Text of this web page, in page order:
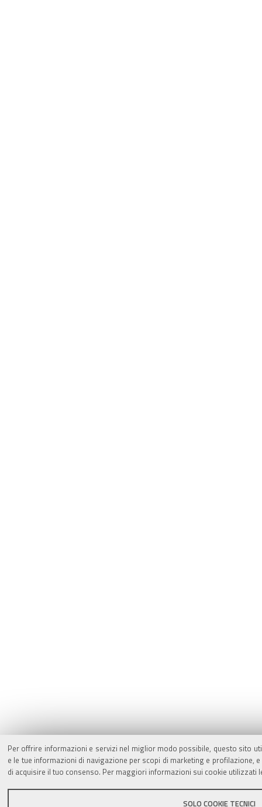
Per offrire informazioni e servizi nel miglior modo possibile, questo sito
e le tue informazioni di navigazione per scopi di marketing e
di acquisire il tuo consenso. Per maggiori informazioni sui cookie utilizzati
SOLO COOKIE TECNICI